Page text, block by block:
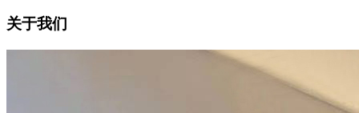
关于我们